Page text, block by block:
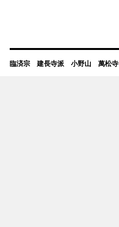
臨済宗 建長寺派 小野山 萬松寺